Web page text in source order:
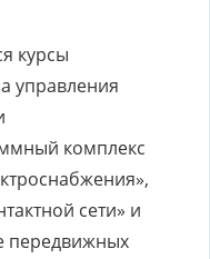
курсы
управления
комплекс
сети» и
передвижных